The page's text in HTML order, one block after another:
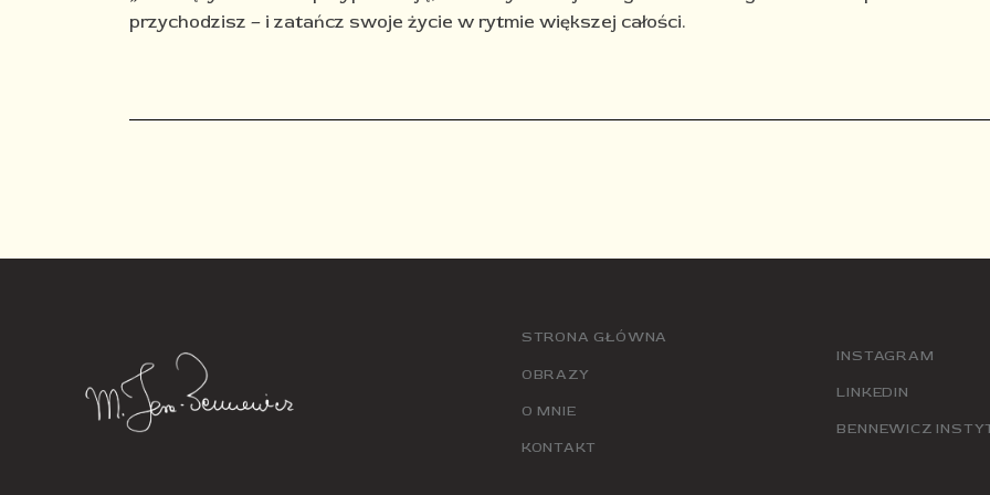
przychodzisz – i zatańcz swoje życie w rytmie większej całości.
STRONA GŁÓWNA
OBRAZY
O MNIE
KONTAKT
INSTAGRAM
LINKEDIN
BENNEWICZ